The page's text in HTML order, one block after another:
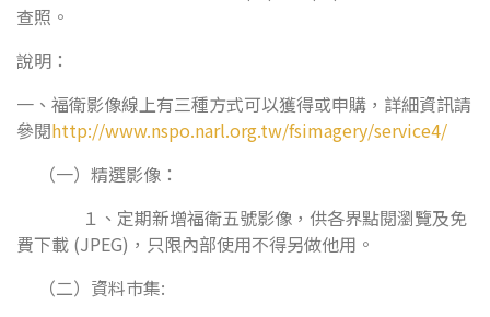
查照。
說明：
一、福衛影像線上有三種方式可以獲得或申購，詳細資訊請
參閱http://www.nspo.narl.org.tw/fsimagery/service4/
（一）精選影像：
１、定期新增福衛五號影像，供各界點閱瀏覽及免
費下載 (JPEG)，只限內部使用不得另做他用。
（二）資料巿集: